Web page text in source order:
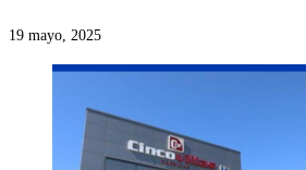
19 mayo, 2025